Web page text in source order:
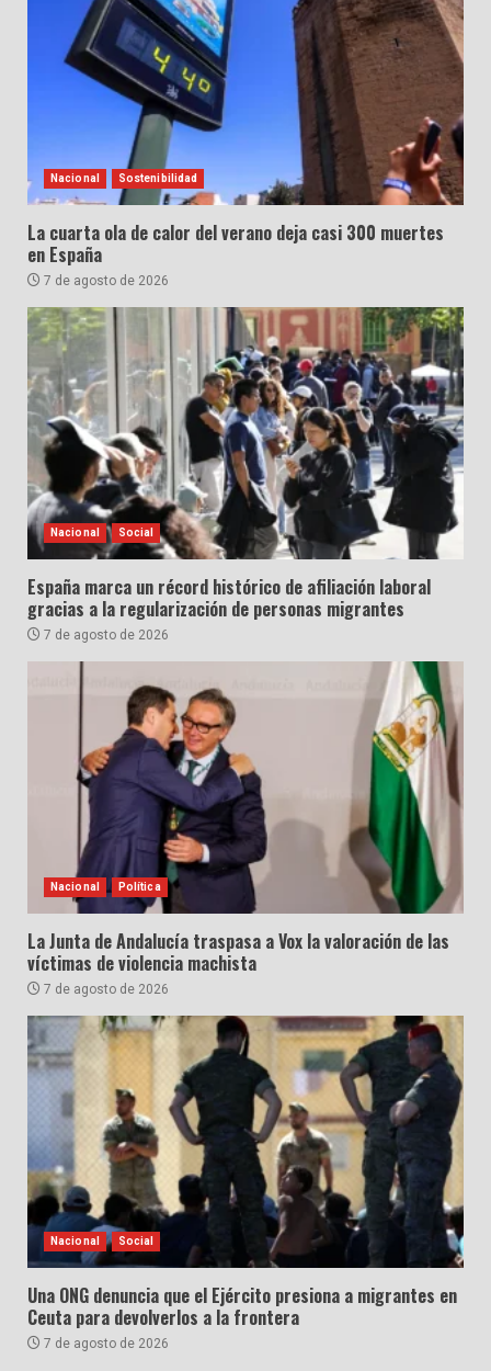
Nacional Sostenibilidad
La cuarta ola de calor del verano deja casi 300 muertes
en España
7 de agosto de 2026
Nacional Social
España marca un récord histórico de afiliación laboral
gracias a la regularización de personas migrantes
7 de agosto de 2026
Nacional Política
La Junta de Andalucía traspasa a Vox la valoración de las
víctimas de violencia machista
7 de agosto de 2026
Nacional Social
Una ONG denuncia que el Ejército presiona a migrantes en
Ceuta para devolverlos a la frontera
7 de agosto de 2026